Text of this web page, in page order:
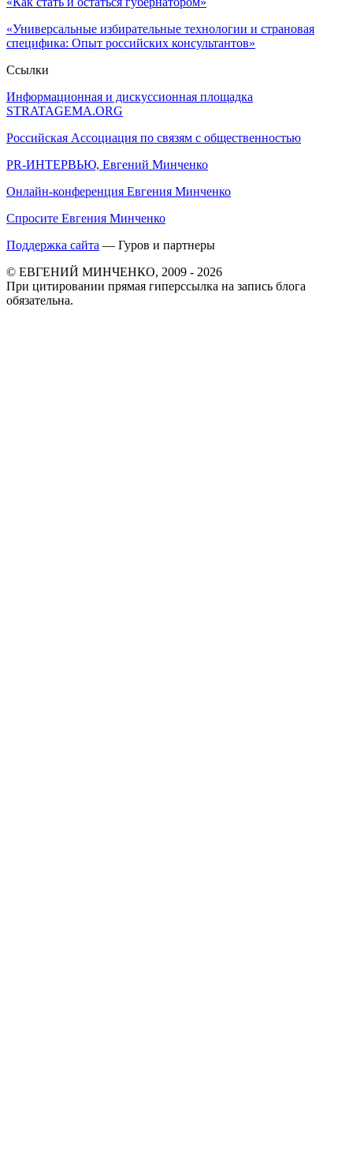
«Универсальные избирательные технологии и страновая
специфика: Опыт российских консультантов»
Ссылки
Информационная и дискуссионная площадка
STRATAGEMA.ORG
Российская Ассоциация по связям с общественностью
PR-ИНТЕРВЬЮ, Евгений Минченко
Онлайн-конференция Евгения Минченко
Спросите Евгения Минченко
Поддержка сайта — Гуров и партнеры
© ЕВГЕНИЙ МИНЧЕНКО, 2009 - 2026
При цитировании прямая гиперссылка на запись блога
обязательна.